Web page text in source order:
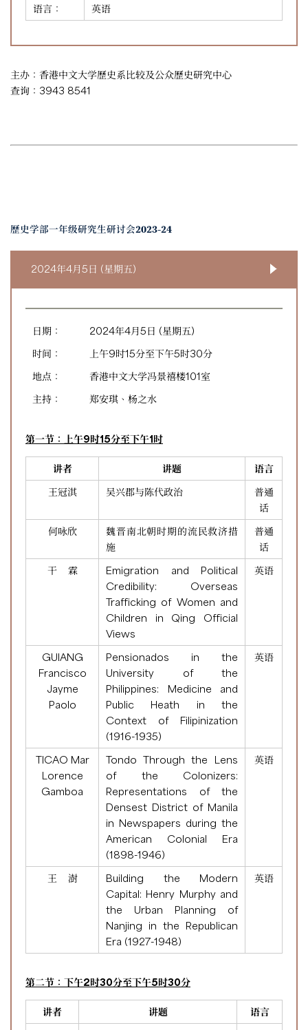
语言： 英语
主办：香港中文大学歷史系比较及公众歷史研究中心
查询：3943 8541
歷史学部一年级研究生研讨会2023-24
2024年4月5日 (星期五)
日期：
2024年4月5日 (星期五)
时间：
上午9时15分至下午5时30分
地点：
香港中文大学冯景禧楼101室
主持：
郑安琪、杨之水
第一节：上午9时15分至下午1时
讲者 讲题
语言
王冠淇
吴兴郡与陈代政治
普通
话
何咏欣
魏晋南北朝时期的流民救济措
施
普通
话
干 霖
Emigration and Political
Credibility: Overseas
Trafficking of Women and
Children in Qing Official
Views
英语
GUIANG
Francisco
Jayme
Paolo
Pensionados in the
University of the
Philippines: Medicine and
Public Heath in the
Context of Filipinization
(1916-1935)
英语
TICAO Mar
Lorence
Gamboa
Tondo Through the Lens
of the Colonizers:
Representations of the
Densest District of Manila
in Newspapers during the
American Colonial Era
(1898-1946)
英语
王 澍
Building the Modern
Capital: Henry Murphy and
the Urban Planning of
Nanjing in the Republican
Era (1927-1948)
英语
第二节：下午2时30分至下午5时30分
讲者 讲题
语言